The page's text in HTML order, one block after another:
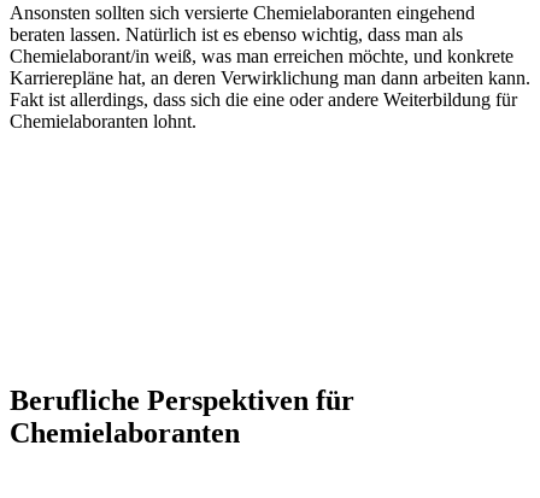
Ansonsten sollten sich versierte Chemielaboranten eingehend
beraten lassen. Natürlich ist es ebenso wichtig, dass man als
Chemielaborant/in weiß, was man erreichen möchte, und konkrete
Karrierepläne hat, an deren Verwirklichung man dann arbeiten kann.
Fakt ist allerdings, dass sich die eine oder andere Weiterbildung für
Chemielaboranten lohnt.
Berufliche Perspektiven für
Chemielaboranten